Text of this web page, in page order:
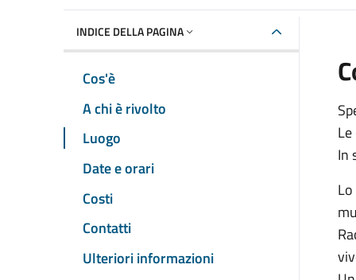
INDICE DELLA PAGINA
Cos'è
A chi è rivolto
Luogo
Date e orari
Costi
Contatti
Ulteriori informazioni
In